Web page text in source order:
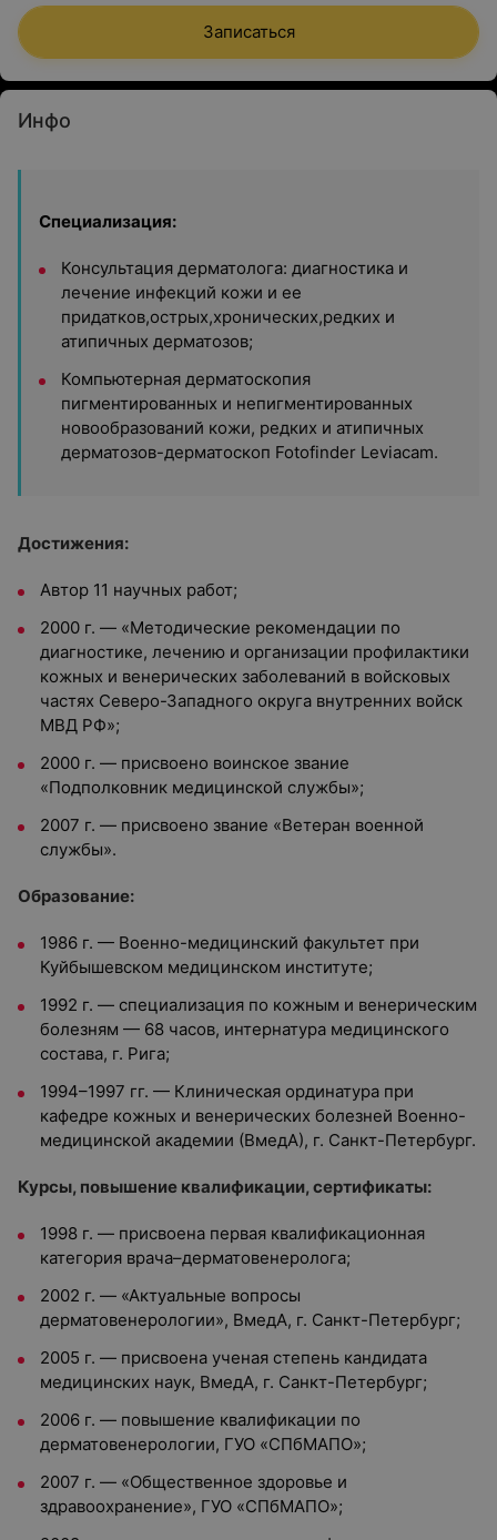
Записаться
Инфо
Специализация:
Консультация дерматолога: диагностика и
лечение инфекций кожи и ее
придатков,острых,хронических,редких и
атипичных дерматозов;
Компьютерная дерматоскопия
пигментированных и непигментированных
новообразований кожи, редких и атипичных
дерматозов-дерматоскоп Fotofinder Leviacam.
Достижения:
Автор 11 научных работ;
2000 г. — «Методические рекомендации по
диагностике, лечению и организации профилактики
кожных и венерических заболеваний в войсковых
частях Северо-Западного округа внутренних войск
МВД РФ»;
2000 г. — присвоено воинское звание
«Подполковник медицинской службы»;
2007 г. — присвоено звание «Ветеран военной
службы».
Образование:
1986 г. — Военно-медицинский факультет при
Куйбышевском медицинском институте;
1992 г. — специализация по кожным и венерическим
болезням — 68 часов, интернатура медицинского
состава, г. Рига;
1994–1997 гг. — Клиническая ординатура при
кафедре кожных и венерических болезней Военно-
медицинской академии (ВмедА), г. Санкт-Петербург.
Курсы, повышение квалификации, сертификаты:
1998 г. — присвоена первая квалификационная
категория врача–дерматовенеролога;
2002 г. — «Актуальные вопросы
дерматовенерологии», ВмедА, г. Санкт-Петербург;
2005 г. — присвоена ученая степень кандидата
медицинских наук, ВмедА, г. Санкт-Петербург;
2006 г. — повышение квалификации по
дерматовенерологии, ГУО «СПбМАПО»;
2007 г. — «Общественное здоровье и
здравоохранение», ГУО «СПбМАПО»;